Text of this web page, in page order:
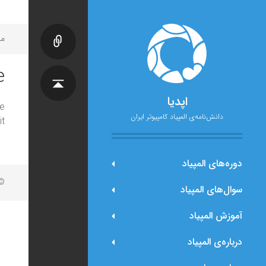
اپدیا
دانش‌نامه‌ی المپیاد کامپیوتر ایران
دوره‌های المپیاد
سوال‌های المپیاد
آموزش المپیاد
درباره‌ی المپیاد